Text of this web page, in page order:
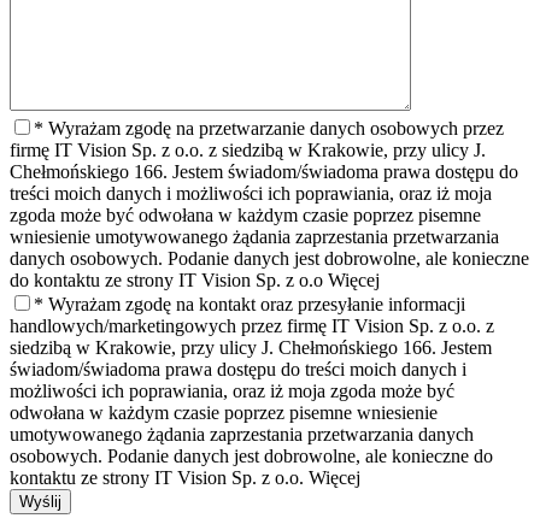
* Wyrażam zgodę na przetwarzanie danych osobowych przez
firmę IT Vision Sp. z o.o. z siedzibą w Krakowie, przy ulicy J.
Chełmońskiego 166. Jestem świadom/świadoma prawa dostępu do
treści moich danych i możliwości ich poprawiania, oraz iż moja
zgoda może być odwołana w każdym czasie poprzez pisemne
wniesienie umotywowanego żądania zaprzestania przetwarzania
danych osobowych. Podanie danych jest dobrowolne, ale konieczne
do kontaktu ze strony IT Vision Sp. z o.o Więcej
* Wyrażam zgodę na kontakt oraz przesyłanie informacji
handlowych/marketingowych przez firmę IT Vision Sp. z o.o. z
siedzibą w Krakowie, przy ulicy J. Chełmońskiego 166. Jestem
świadom/świadoma prawa dostępu do treści moich danych i
możliwości ich poprawiania, oraz iż moja zgoda może być
odwołana w każdym czasie poprzez pisemne wniesienie
umotywowanego żądania zaprzestania przetwarzania danych
osobowych. Podanie danych jest dobrowolne, ale konieczne do
kontaktu ze strony IT Vision Sp. z o.o. Więcej
Wyślij